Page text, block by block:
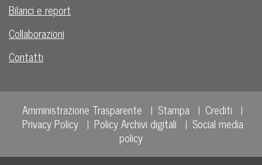
Bilanci e report
Collaborazioni
Contatti
Amministrazione Trasparente Stampa
Crediti
Privacy Policy
Policy Archivi digitali
Social media
policy